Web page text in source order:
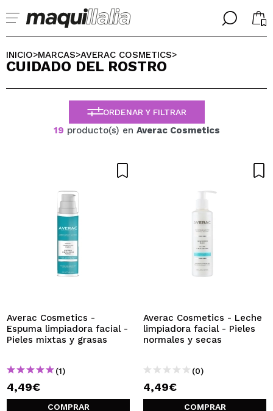
╳
Ya soy #maquilover, tengo cuenta
No tengo cuenta aquí
QUIERO REGISTRARME
tus compras rápidamente, revisar el estado de tus
pedidos y consultar tus operaciones anteriores.
CREAR CUENTA
╳
SELECCIONA TU IDIOMA
ESPAÑOL
ENGLISH
FRANCES
ALEMAN
INICIO>MARCAS>AVERAC COSMETICS>
CUIDADO DEL ROSTRO
ORDENAR Y FILTRAR
19 producto(s) en Averac Cosmetics
Averac Cosmetics -
Espuma limpiadora facial -
Pieles mixtas y grasas
(1)
4,49€
COMPRAR
Averac Cosmetics - Leche
limpiadora facial - Pieles
normales y secas
(0)
4,49€
COMPRAR